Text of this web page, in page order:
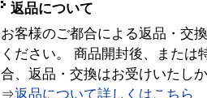
返品について
お客様のご都合による返品・交
ください。 商品開封後、または
合、返品・交換はお受けいたし
⇒返品について詳しくはこちら